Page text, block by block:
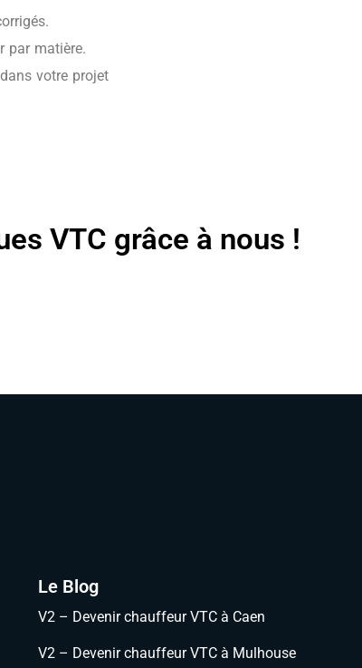
par matière.
votre projet
VTC grâce à nous !
Le Blog
V2 – Devenir chauffeur VTC à Caen
V2 – Devenir chauffeur VTC à Mulhouse